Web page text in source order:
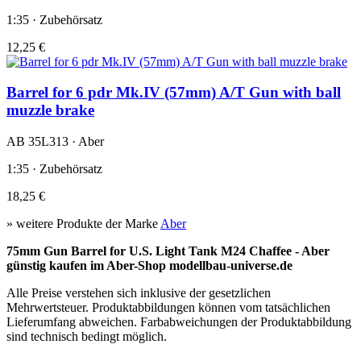
1:35 · Zubehörsatz
12,25 €
Barrel for 6 pdr Mk.IV (57mm) A/T Gun with ball
muzzle brake
AB 35L313 · Aber
1:35 · Zubehörsatz
18,25 €
» weitere Produkte der Marke Aber
75mm Gun Barrel for U.S. Light Tank M24 Chaffee - Aber
günstig kaufen im Aber-Shop modellbau-universe.de
Alle Preise verstehen sich inklusive der gesetzlichen
Mehrwertsteuer. Produktabbildungen können vom tatsächlichen
Lieferumfang abweichen. Farbabweichungen der Produktabbildung
sind technisch bedingt möglich.